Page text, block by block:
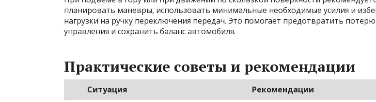
планировать маневры, использовать минимальные необходимые усилия и
нагрузки на ручку переключения передач. Это помогает предотвратить потерю
управления и сохранить баланс автомобиля.
Практические советы и рекомендации
Ситуация
Рекомендации